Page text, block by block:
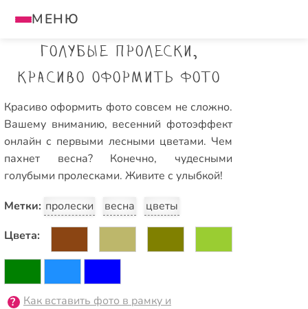
МЕНЮ
Голубые пролески,
красиво оформить фото
Красиво оформить фото совсем не сложно.
Вашему вниманию, весенний фотоэффект
онлайн с первыми лесными цветами. Чем
пахнет весна? Конечно, чудесными
голубыми пролесками. Живите с улыбкой!
Метки: пролески весна
цветы
Цвета:
Как вставить фото в рамку и